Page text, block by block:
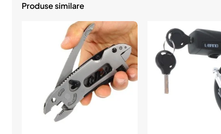
Produse similare